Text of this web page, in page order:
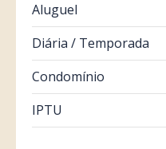
Aluguel
Diária / Temporada
Condomínio
IPTU